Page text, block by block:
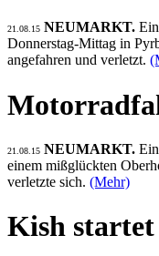
21.08.15 NEUMARKT.
Donnerstag-Mittag in
angefahren und verletzt.
21.08.15 NEUMARKT.
einem mißglückten
verletzte sich. (Mehr)
Kish